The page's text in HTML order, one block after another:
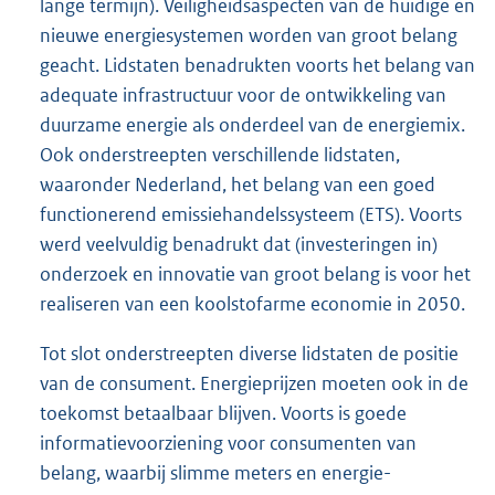
lange termijn). Veiligheidsaspecten van de huidige en
nieuwe energiesystemen worden van groot belang
geacht. Lidstaten benadrukten voorts het belang van
adequate infrastructuur voor de ontwikkeling van
duurzame energie als onderdeel van de energiemix.
Ook onderstreepten verschillende lidstaten,
waaronder Nederland, het belang van een goed
functionerend emissiehandelssysteem (ETS). Voorts
werd veelvuldig benadrukt dat (investeringen in)
onderzoek en innovatie van groot belang is voor het
realiseren van een koolstofarme economie in 2050.
Tot slot onderstreepten diverse lidstaten de positie
van de consument. Energieprijzen moeten ook in de
toekomst betaalbaar blijven. Voorts is goede
informatievoorziening voor consumenten van
belang, waarbij slimme meters en energie-